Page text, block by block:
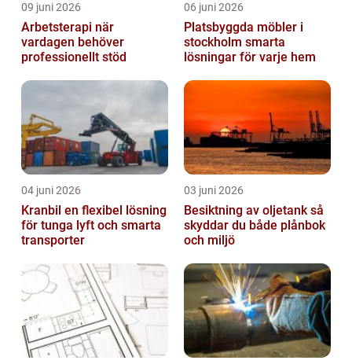
09 juni 2026
Arbetsterapi när
vardagen behöver
professionellt stöd
06 juni 2026
Platsbyggda möbler i
stockholm smarta
lösningar för varje hem
04 juni 2026
Kranbil en flexibel lösning
för tunga lyft och smarta
transporter
03 juni 2026
Besiktning av oljetank så
skyddar du både plånbok
och miljö